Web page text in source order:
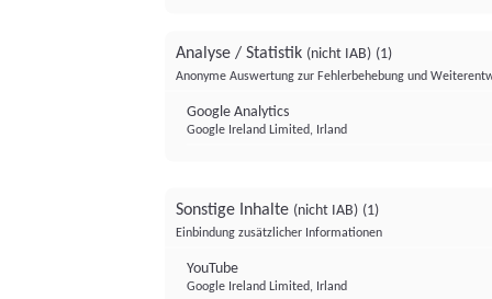
Analyse / Statistik (nicht IAB) (1)
Anonyme Auswertung zur Fehlerbehebung und
Google Analytics
Google Ireland Limited, Irland
Sonstige Inhalte (nicht IAB) (1)
Einbindung zusätzlicher Informationen
YouTube
Google Ireland Limited, Irland